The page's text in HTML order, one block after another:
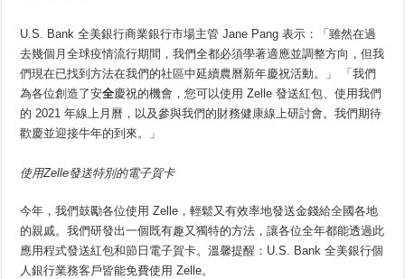
U.S. Bank 全美銀行商業銀行市場主管 Jane Pang 表示：「雖然在過
去幾個月全球疫情流行期間，我們全都必須學著適應並調整方向，但我
們現在已找到方法在我們的社區中延續農曆新年慶祝活動。」 「我們
為各位創造了安全慶祝的機會，您可以使用 Zelle 發送紅包、使用我們
的 2021 年線上月曆，以及參與我們的財務健康線上研討會。我們期待
歡慶並迎接牛年的到來。」
使用Zelle發送特別的電子賀卡
今年，我們鼓勵各位使用 Zelle，輕鬆又有效率地發送金錢給全國各地
的親戚。我們研發出一個既有趣又獨特的方法，讓各位全年都能透過此
應用程式發送紅包和節日電子賀卡。溫馨提醒：U.S. Bank 全美銀行個
人銀行業務客戶皆能免費使用 Zelle。